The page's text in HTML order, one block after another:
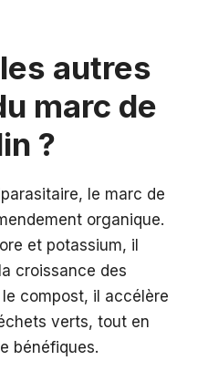
autres
marc de
?
le marc de
organique.
et potassium, il
croissance des
compost, il accélère
verts, tout en
bénéfiques.